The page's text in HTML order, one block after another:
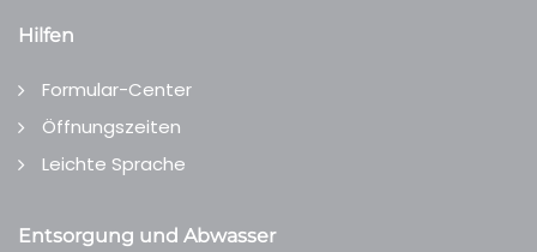
Hilfen
Formular-Center
Öffnungszeiten
Leichte Sprache
Entsorgung und Abwasser